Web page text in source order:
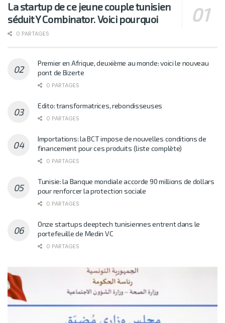
La startup de ce jeune couple tunisien
séduit Y Combinator. Voici pourquoi
0 PARTAGES
Premier en Afrique, deuxième au monde: voici le nouveau
pont de Bizerte
0 PARTAGES
Edito: transformatrices, rebondisseuses
0 PARTAGES
Importations: la BCT impose de nouvelles conditions de
financement pour ces produits (liste complète)
0 PARTAGES
Tunisie: la Banque mondiale accorde 90 millions de dollars
pour renforcer la protection sociale
0 PARTAGES
Onze startups deeptech tunisiennes entrent dans le
portefeuille de Medin VC
0 PARTAGES